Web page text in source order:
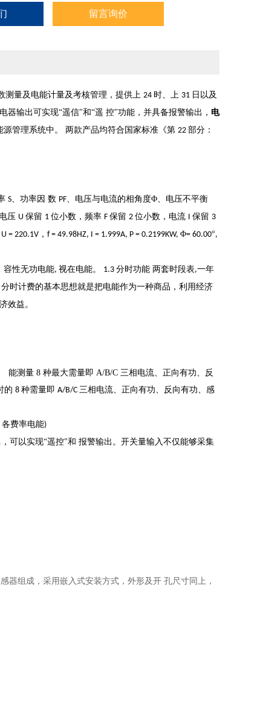
留言询价
测量及电能计量及考核管理，提供上 24 时、上 31 日以及
器输出可实现“遥信"和“遥 控"功能，并具备报警输出， 电
源管理系统中。 两款产品均符合国家标准 《第 22 部分：
S、功率因 数 PF、电压与电流的相角度Φ、电压不平衡
压 U 保留 1 位小数，频率 F 保留 2 位小数，电流 I 保留 3
U = 220.1V ， f = 49.98HZ, I = 1.999A, P = 0.2199KW, Φ= 60.00°,
容性无功电能, 视在电能。 1.3 分时功能 两套时段表,一年
分时计费的基本思想就是把电能作为一种商品，利用经济
效益。
能测量 8 种最大需量即 A/B/C 三相电流、正向有功、反
的 8 种需量即 A/B/C 三相电流、正向有功、反向有功、感
费率电能)
可以实现“遥控"和 报警输出。开关量输入不仅能够采集
器组成，采用嵌入式安装方式，外形及开 孔尺寸同上，